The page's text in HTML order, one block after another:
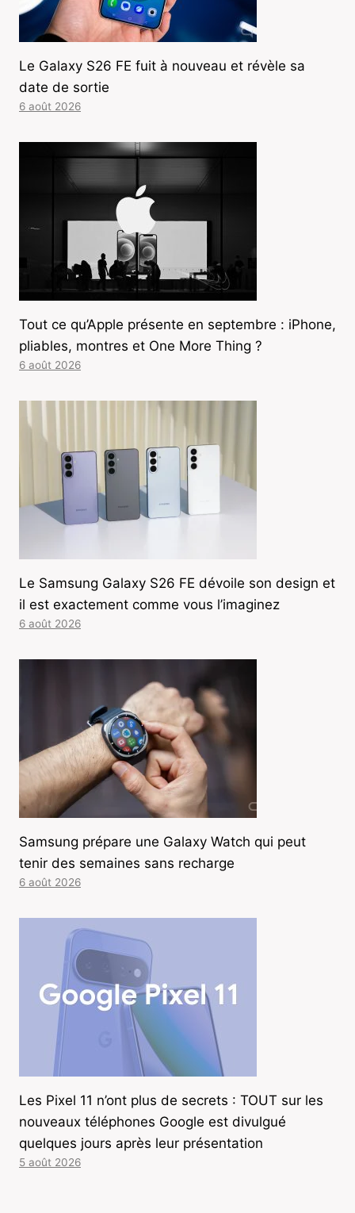
Le Galaxy S26 FE fuit à nouveau et révèle sa
date de sortie
6 août 2026
Tout ce qu’Apple présente en septembre : iPhone,
pliables, montres et One More Thing ?
6 août 2026
Le Samsung Galaxy S26 FE dévoile son design et
il est exactement comme vous l’imaginez
6 août 2026
Samsung prépare une Galaxy Watch qui peut
tenir des semaines sans recharge
6 août 2026
Les Pixel 11 n’ont plus de secrets : TOUT sur les
nouveaux téléphones Google est divulgué
quelques jours après leur présentation
5 août 2026